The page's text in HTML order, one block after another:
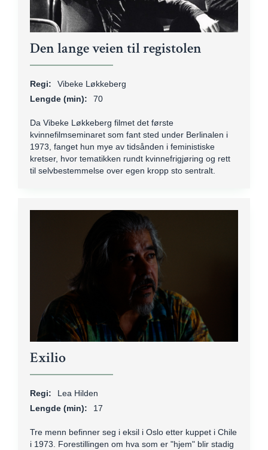
Den lange veien til registolen
Regi:
Vibeke Løkkeberg
Lengde (min):
70
Da Vibeke Løkkeberg filmet det første
kvinnefilmseminaret som fant sted under Berlinalen i
1973, fanget hun mye av tidsånden i feministiske
kretser, hvor tematikken rundt kvinnefrigjøring og rett
til selvbestemmelse over egen kropp sto sentralt.
Exilio
Regi:
Lea Hilden
Lengde (min):
17
Tre menn befinner seg i eksil i Oslo etter kuppet i Chile
i 1973. Forestillingen om hva som er "hjem" blir stadig